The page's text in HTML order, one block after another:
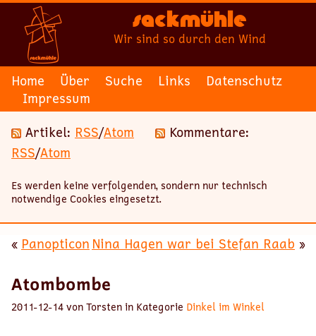
Sackmühle
Wir sind so durch den Wind
Home Über Suche Links
Datenschutz
Impressum
Artikel: RSS/Atom
Kommentare:
RSS/Atom
Es werden keine verfolgenden, sondern nur technisch
notwendige Cookies eingesetzt.
« Panopticon Nina Hagen war bei Stefan Raab »
Atombombe
2011-12-14 von Torsten in Kategorie Dinkel im Winkel